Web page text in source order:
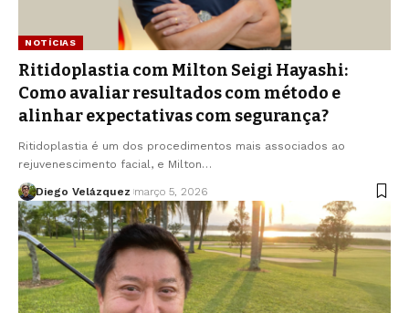
NOTÍCIAS
Ritidoplastia com Milton Seigi Hayashi:
Como avaliar resultados com método e
alinhar expectativas com segurança?
Ritidoplastia é um dos procedimentos mais associados ao
rejuvenescimento facial, e Milton…
Diego Velázquez março 5, 2026